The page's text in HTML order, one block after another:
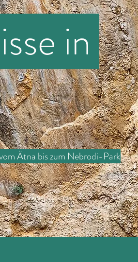
in
Ätna bis zum Nebrodi-Park